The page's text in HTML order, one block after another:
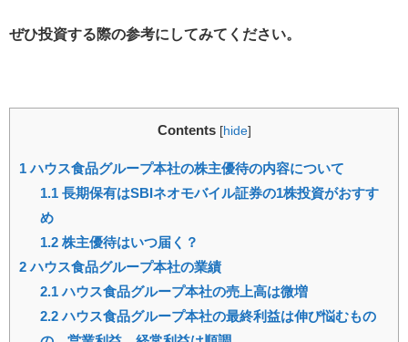
ぜひ投資する際の参考にしてみてください。
Contents [hide]
1ハウス食品グループ本社の株主優待の内容について
1.1長期保有はSBIネオモバイル証券の1株投資がおすす
め
1.2株主優待はいつ届く？
2ハウス食品グループ本社の業績
2.1ハウス食品グループ本社の売上高は微増
2.2ハウス食品グループ本社の最終利益は伸び悩むもの